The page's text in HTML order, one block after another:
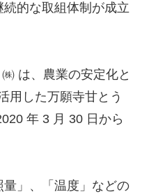
的な取組体制が成立
は、農業の安定化と
用した万願寺甘とう
年 3 月 30 日から
量」、「温度」などの